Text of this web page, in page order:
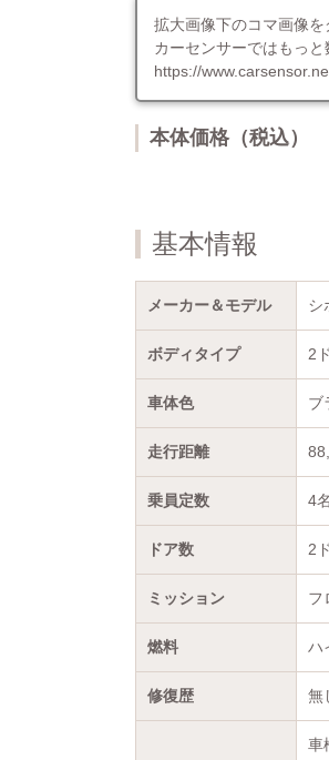
拡大画像下のコマ画像を
カーセンサーではもっ
https://
本体価格（税込）
基本情報
メーカー＆モデル シ
ボディタイプ 2
車体色 ブ
走行距離
乗員定数 4名
ドア数 2
ミッション フ
燃料 ハ
修復歴 無
車